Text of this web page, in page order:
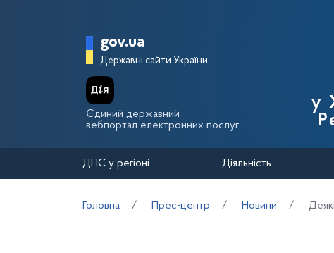
Головна сторінка
gov.ua
Державні сайти України
Єдиний державний
вебпортал електронних послуг
у
ДПС у регіоні Діяльність
Головна Прес-центр Новини